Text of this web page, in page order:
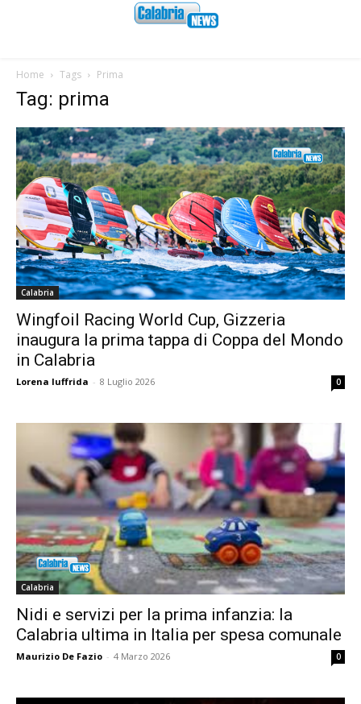
Home Tags Prima
Tag: prima
Calabria
Wingfoil Racing World Cup, Gizzeria
inaugura la prima tappa di Coppa del Mondo
in Calabria
Lorena Iuffrida - 8 Luglio 2026 0
Calabria
Nidi e servizi per la prima infanzia: la
Calabria ultima in Italia per spesa comunale
Maurizio De Fazio - 4 Marzo 2026 0